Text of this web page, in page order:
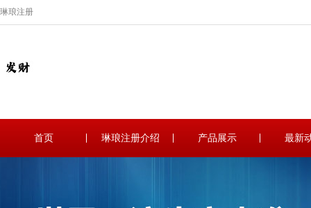
琳琅注册
首页 琳琅注册介绍 产品展示 最新